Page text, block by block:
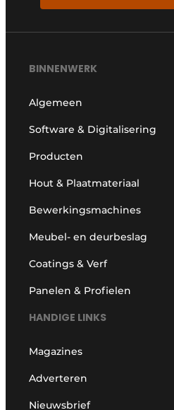
BINNENWERK
Algemeen
Software & Digitalisering
Producten
Hout & Plaatmateriaal
Bewerkingsmachines
Meubel- en deurbeslag
Coatings & Verf
Panelen & Profielen
HANDIGE LINKS
Magazines
Adverteren
Nieuwsbrief